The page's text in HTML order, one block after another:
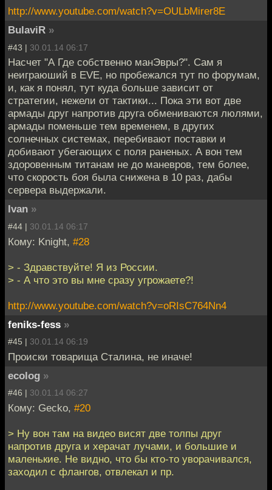
http://www.youtube.com/watch?v=OULbMirer8E
BulaviR »
#43 | 30.01.14 06:17
Насчет "А Где собственно манЭвры?". Сам я
неиграюший в EVE, но пробежался тут по форумам,
и, как я понял, тут куда больше зависит от
стратегии, нежели от тактики... Пока эти вот две
армады друг напротив друга обмениваются люлями,
армады поменьше тем временем, в других
солнечных системах, перебивают поставки и
добивают убегающих с поля раненых. А вон тем
здоровенным титанам не до маневров, тем более,
что скорость боя была снижена в 10 раз, дабы
сервера выдержали.
Ivan »
#44 | 30.01.14 06:17
Кому: Knight, #28
> - Здравствуйте! Я из России.
> - А что это вы мне сразу угрожаете?!
http://www.youtube.com/watch?v=oRIsC764Nn4
feniks-fess »
#45 | 30.01.14 06:19
Происки товарища Сталина, не иначе!
ecolog »
#46 | 30.01.14 06:27
Кому: Gecko, #20
> Ну вон там на видео висят две толпы друг
напротив друга и херачат лучами, и большие и
маленькие. Не видно, что бы кто-то уворачивался,
заходил с флангов, отвлекал и пр.